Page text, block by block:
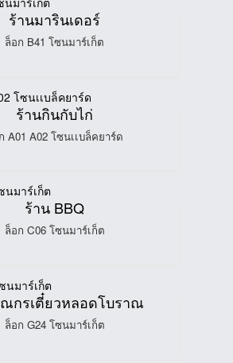
ร้านมารินเดอร์
ล็อก B41 โซนมาร์เก็ต
ร้านกินกับไก่
A01 A02 โซนเเบล็คยาร์ด
ร้าน BBQ
ล็อก C06 โซนมาร์เก็ต
กรเตี๋ยวหลอดโบราณ
ล็อก G24 โซนมาร์เก็ต